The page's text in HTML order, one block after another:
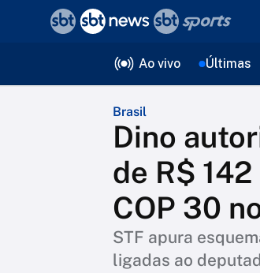
Ao vivo Últimas
Brasil
Dino
de R$
COP 30
STF apura
ligadas ao
voltar
Editorias